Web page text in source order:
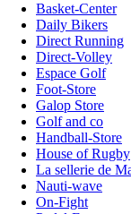
Basket-Center
Daily Bikers
Direct Running
Direct-Volley
Espace Golf
Foot-Store
Galop Store
Golf and co
Handball-Store
House of Rugby
La sellerie de
Nauti-wave
On-Fight